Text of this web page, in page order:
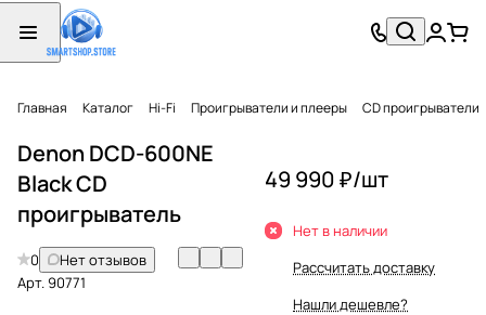
Главная Каталог Hi-Fi Проигрыватели и плееры CD проигрыватели
Denon DCD-600NE
Black CD
проигрыватель
0
Нет отзывов
Арт.90771
49 990 ₽/шт
Нет в наличии
Рассчитать доставку
Нашли дешевле?